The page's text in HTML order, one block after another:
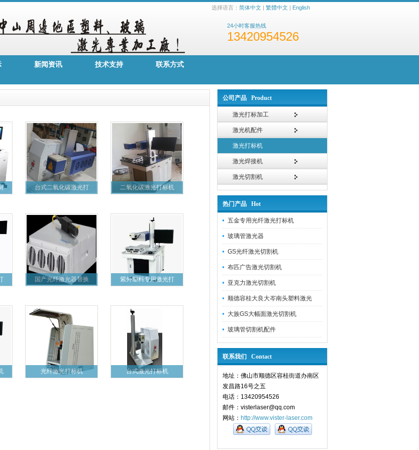
选择语言： 简体中文 | 繁體中文 | English
24小时客服热线
13420954526
新闻资讯 技术支持 联系方式
公司产品 Product
激光打标加工
激光机配件
激光打标机
激光焊接机
激光切割机
热门产品 Hot
五金专用光纤激光打标机
玻璃管激光器
GS光纤激光切割机
布匹广告激光切割机
亚克力激光切割机
顺德容桂大良大岑南头塑料激光
大族GS大幅面激光切割机
玻璃管切割机配件
联系我们 Contact
地址：佛山市顺德区容桂街道办南区
发昌路16号之五
电话：13420954526
邮件：visterlaser@qq.com
网站： http://www.vister-laser.com
台式二氧化碳激光打 二氧化碳激光打标机
国产光纤激光器替换 紫外塑料专用激光打
光纤激光打标机 台式激光打标机